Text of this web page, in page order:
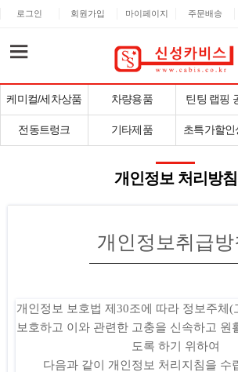
로그인 회원가입 마이페이지 주문배송
케미컬/세차상품 차량용품 틴팅 랩핑
전동트렁크 기타제품 초특가할인
개인정보 처리방침
개인정보취급방
개인정보 보호법 제30조에 따라 정보주체(
보호하고 이와 관련한 고충을 신속하고 원
도록 하기 위하여
다음과 같이 개인정보 처리지침을 수